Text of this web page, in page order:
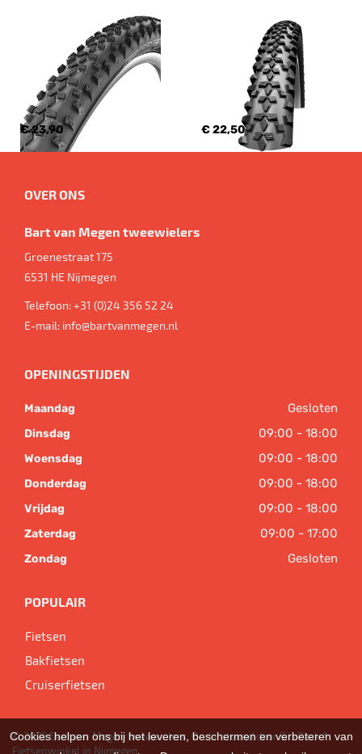
€ 23,90 € 22,50
OVER ONS
Bart van Megen tweewielers
Groenestraat 175
6531 HE Nijmegen
Telefoon:+31 (0)24 356 52 24
E-mail: info@bartvanmegen.nl
OPENINGSTIJDEN
Maandag Gesloten
Dinsdag 09:00 - 18:00
Woensdag 09:00 - 18:00
Donderdag 09:00 - 18:00
Vrijdag 09:00 - 18:00
Zaterdag 09:00 - 17:00
Zondag Gesloten
POPULAIR
Fietsen
Bakfietsen
Cruiserfietsen
© 2026 Bart van Megen tweewielers. Ondersteund doorSitePack ®
Fietsenwinkel in Nijmegen
Cookies helpen ons bij het leveren, beschermen en verbeteren van